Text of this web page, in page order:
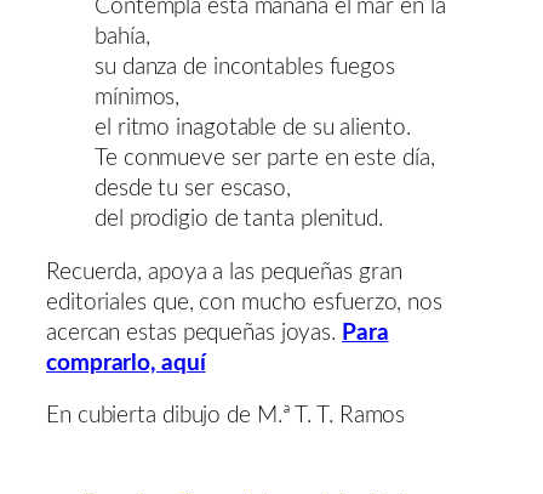
Contempla esta mañana el mar en la
bahía,
su danza de incontables fuegos
mínimos,
el ritmo inagotable de su aliento.
Te conmueve ser parte en este día,
desde tu ser escaso,
del prodigio de tanta plenitud.
Recuerda, apoya a las pequeñas gran
editoriales que, con mucho esfuerzo, nos
acercan estas pequeñas joyas. Para
comprarlo, aquí
En cubierta dibujo de M.ª T. T. Ramos